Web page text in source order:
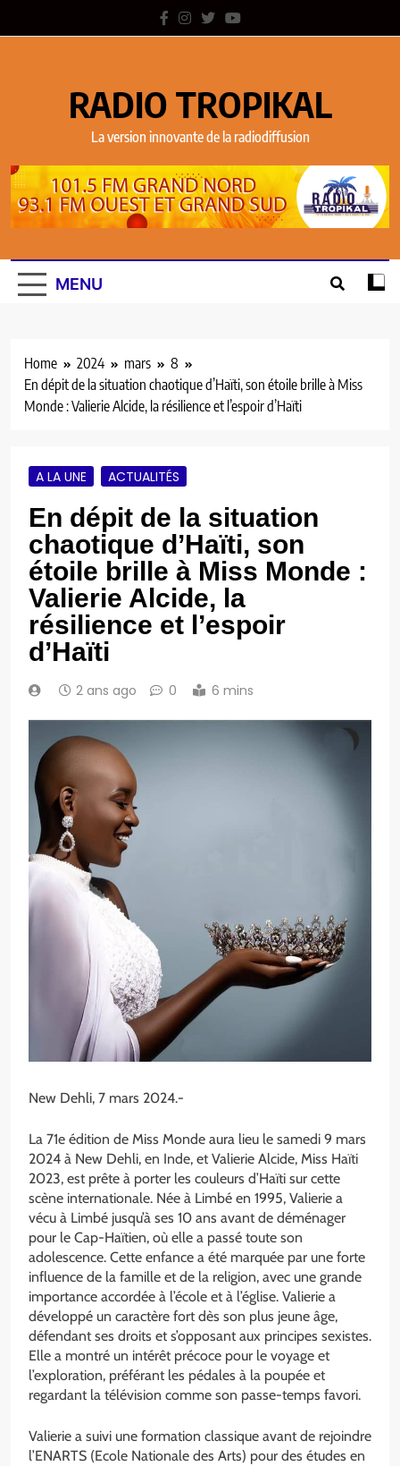
RADIO TROPIKAL
La version innovante de la radiodiffusion
MENU
Home 2024 mars
8
En dépit de la situation chaotique d’Haïti, son étoile brille à Miss
Monde : Valierie Alcide, la résilience et l’espoir d’Haïti
A LA UNE ACTUALITÉS
En dépit de la situation
chaotique d’Haïti, son
étoile brille à Miss Monde :
Valierie Alcide, la
résilience et l’espoir
d’Haïti
2 ans ago 0 6 mins
New Dehli, 7 mars 2024.-
La 71e édition de Miss Monde aura lieu le samedi 9 mars
2024 à New Dehli, en Inde, et Valierie Alcide, Miss Haïti
2023, est prête à porter les couleurs d’Haïti sur cette
scène internationale. Née à Limbé en 1995, Valierie a
vécu à Limbé jusqu’à ses 10 ans avant de déménager
pour le Cap-Haïtien, où elle a passé toute son
adolescence. Cette enfance a été marquée par une forte
influence de la famille et de la religion, avec une grande
importance accordée à l’école et à l’église. Valierie a
développé un caractère fort dès son plus jeune âge,
défendant ses droits et s’opposant aux principes sexistes.
Elle a montré un intérêt précoce pour le voyage et
l’exploration, préférant les pédales à la poupée et
regardant la télévision comme son passe-temps favori.
Valierie a suivi une formation classique avant de rejoindre
l’ENARTS (Ecole Nationale des Arts) pour des études en